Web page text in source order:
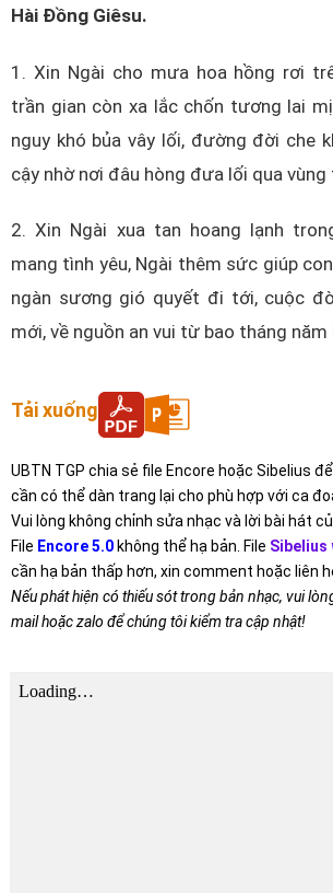
Hài Đồng Giêsu.
1. Xin Ngài cho mưa hoa hồng rơi
trần gian còn xa lắc chốn tương lai
nguy khó bủa vây lối, đường đời che
cậy nhờ nơi đâu hòng đưa lối qua vùng
2. Xin Ngài xua tan hoang lạnh
mang tình yêu, Ngài thêm sức giúp
ngàn sương gió quyết đi tới, cuộc
mới, về nguồn an vui từ bao tháng
Tải xuống
UBTN TGP chia sẻ file Encore hoặc Sibelius
cần có thể dàn trang lại cho phù hợp với ca
Vui lòng không chỉnh sửa nhạc và lời bài hát
File Encore 5.0không thể hạ bản. File Sibelius
cần hạ bản thấp hơn, xin comment hoặc liên
Nếu phát hiện có thiếu sót trong bản nhạc, vui
mail hoặc zalo để chúng tôi kiểm tra cập nhật!